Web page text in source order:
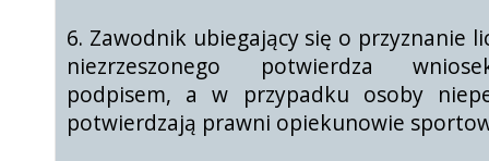
6. Zawodnik ubiegający się o przyznanie
niezrzeszonego potwierdza
podpisem, a w przypadku osoby
potwierdzają prawni opiekunowie